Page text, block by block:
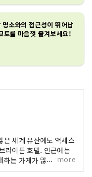
소와의 접근성이 뛰어납
토를 마음껏 즐겨보세요!
은 세계 유산에도 액세스
라이튼 호텔. 인근에는
하는 가게가 많아 쇼핑도
까지는 도보 약 5분, 아
more